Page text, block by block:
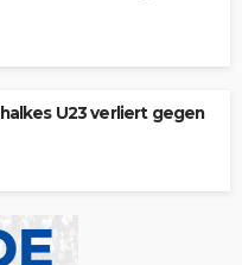
U23 verliert gegen